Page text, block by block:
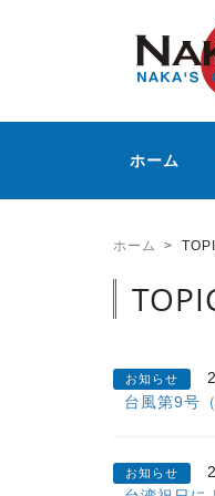
ホーム
ホーム
お知らせ
台風第9号
お知らせ